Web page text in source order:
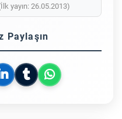
yayın: 26.05.2013)
Paylaşın